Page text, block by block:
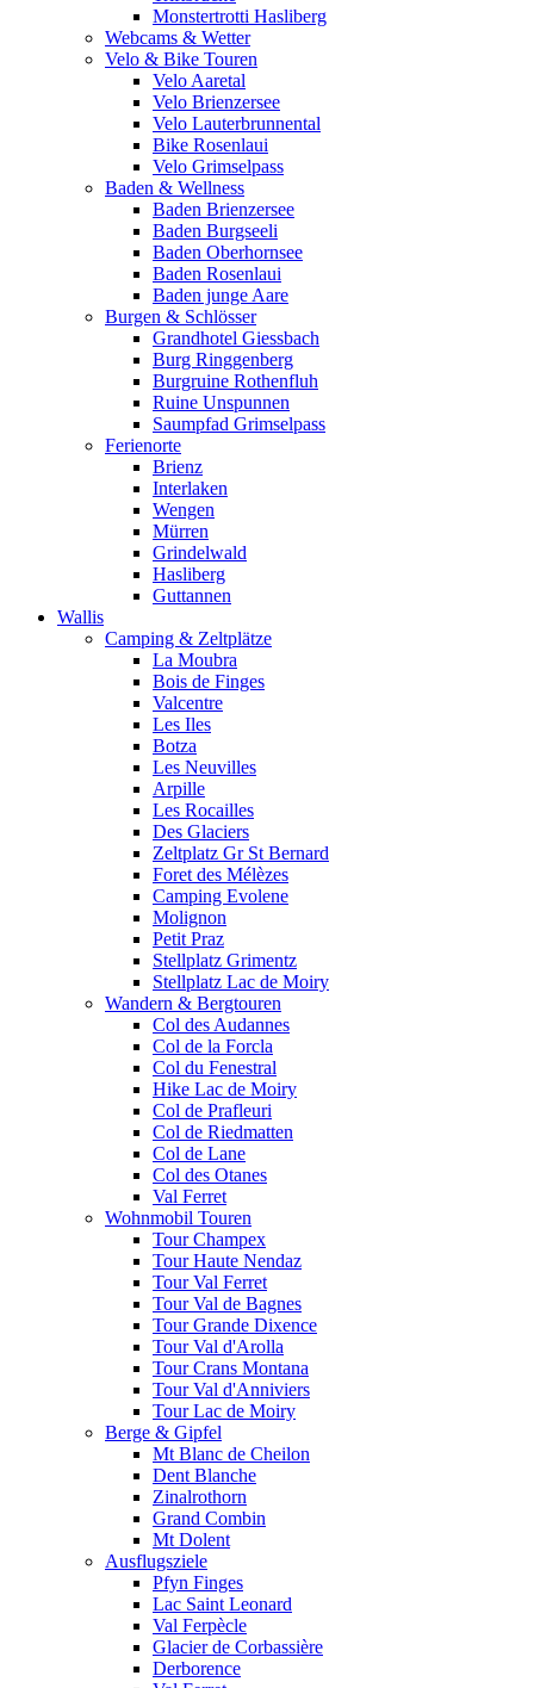
Monstertrotti Hasliberg
Webcams & Wetter
Velo & Bike Touren
Velo Aaretal
Velo Brienzersee
Velo Lauterbrunnental
Bike Rosenlaui
Velo Grimselpass
Baden & Wellness
Baden Brienzersee
Baden Burgseeli
Baden Oberhornsee
Baden Rosenlaui
Baden junge Aare
Burgen & Schlösser
Grandhotel Giessbach
Burg Ringgenberg
Burgruine Rothenfluh
Ruine Unspunnen
Saumpfad Grimselpass
Ferienorte
Brienz
Interlaken
Wengen
Mürren
Grindelwald
Hasliberg
Guttannen
Wallis
Camping & Zeltplätze
La Moubra
Bois de Finges
Valcentre
Les Iles
Botza
Les Neuvilles
Arpille
Les Rocailles
Des Glaciers
Zeltplatz Gr St Bernard
Foret des Mélèzes
Camping Evolene
Molignon
Petit Praz
Stellplatz Grimentz
Stellplatz Lac de Moiry
Wandern & Bergtouren
Col des Audannes
Col de la Forcla
Col du Fenestral
Hike Lac de Moiry
Col de Prafleuri
Col de Riedmatten
Col de Lane
Col des Otanes
Val Ferret
Wohnmobil Touren
Tour Champex
Tour Haute Nendaz
Tour Val Ferret
Tour Val de Bagnes
Tour Grande Dixence
Tour Val d'Arolla
Tour Crans Montana
Tour Val d'Anniviers
Tour Lac de Moiry
Berge & Gipfel
Mt Blanc de Cheilon
Dent Blanche
Zinalrothorn
Grand Combin
Mt Dolent
Ausflugsziele
Pfyn Finges
Lac Saint Leonard
Val Ferpècle
Glacier de Corbassière
Derborence